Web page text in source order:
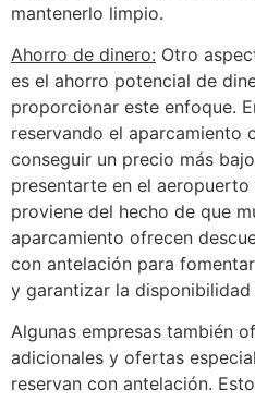
mantenerlo limpio.
Ahorro de dinero: Otro
es el ahorro potencial de
proporcionar este enfoque.
reservando el aparcamiento
conseguir un precio más
presentarte en el
proviene del hecho de que
aparcamiento ofrecen
con antelación para
y garantizar la disponibilidad
Algunas empresas también
adicionales y ofertas
reservan con antelación.